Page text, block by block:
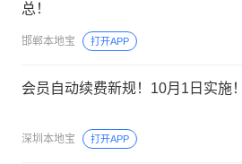
总！
邯郸本地宝 打开APP
会员自动续费新规！10月1日实施！
深圳本地宝 打开APP